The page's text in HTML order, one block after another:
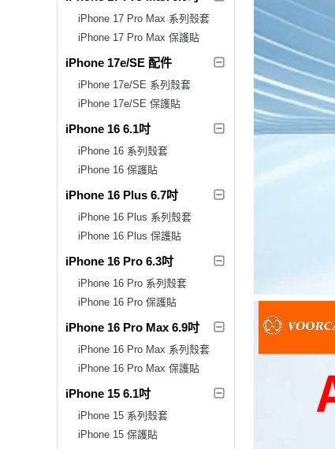
iPhone 17 Pro Max 系列殼套
iPhone 17 Pro Max 保護貼
iPhone 17e/SE 配件
iPhone 17e/SE 系列殼套
iPhone 17e/SE 保護貼
iPhone 16 6.1吋
iPhone 16 系列殼套
iPhone 16 保護貼
iPhone 16 Plus 6.7吋
iPhone 16 Plus 系列殼套
iPhone 16 Plus 保護貼
iPhone 16 Pro 6.3吋
iPhone 16 Pro 系列殼套
iPhone 16 Pro 保護貼
iPhone 16 Pro Max 6.9吋
iPhone 16 Pro Max 系列殼套
iPhone 16 Pro Max 保護貼
iPhone 15 6.1吋
iPhone 15 系列殼套
iPhone 15 保護貼